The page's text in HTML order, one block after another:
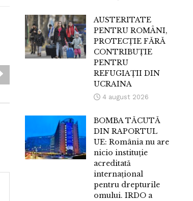
AUSTERITATE
PENTRU ROMÂNI,
PROTECȚIE FĂRĂ
CONTRIBUȚIE
PENTRU
REFUGIAȚII DIN
UCRAINA
4 august 2026
BOMBA TĂCUTĂ
DIN RAPORTUL
UE: România nu are
nicio instituție
acreditată
internațional
pentru drepturile
omului. IRDO a